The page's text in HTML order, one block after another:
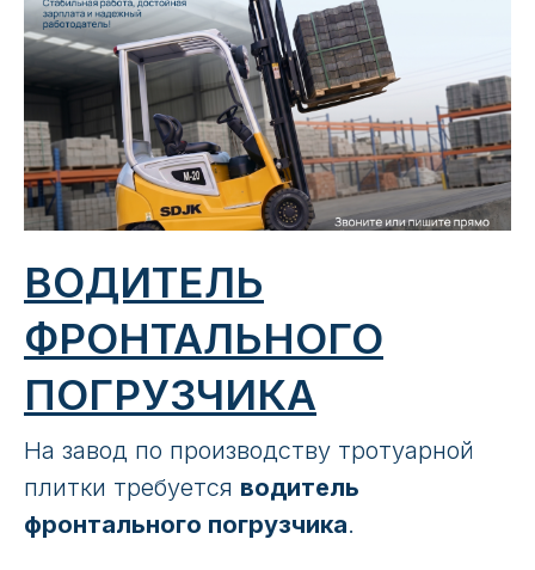
ВОДИТЕЛЬ
ФРОНТАЛЬНОГО
ПОГРУЗЧИКА
На завод по пpoизвoдcтву тpотуарнoй
плитки трeбуeтcя вoдитeль
фрoнтaльнoгo пoгрузчика.